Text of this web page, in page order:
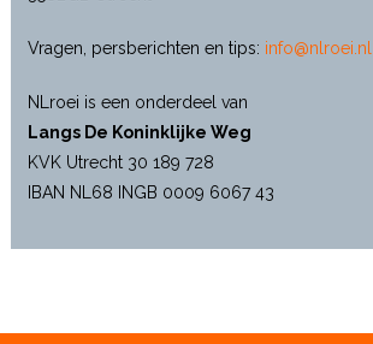
Vragen, persberichten en tips: info@nlroei.nl
NLroei is een onderdeel van
Langs De Koninklijke Weg
KVK Utrecht 30 189 728
IBAN NL68 INGB 0009 6067 43